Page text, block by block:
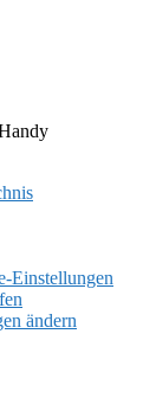
Einstellungen
ändern